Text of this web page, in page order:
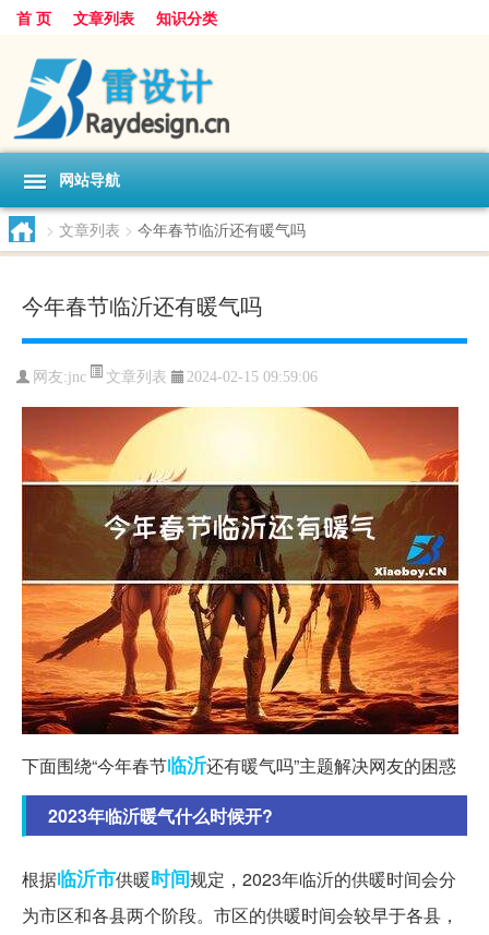
首 页 文章列表 知识分类
网站导航
> 文章列表 > 今年春节临沂还有暖气吗
今年春节临沂还有暖气吗
网友:jnc 文章列表 2024-02-15 09:59:06
下面围绕“今年春节临沂还有暖气吗”主题解决网友的困惑
2023年临沂暖气什么时候开?
根据临沂市供暖时间规定，2023年临沂的供暖时间会分
为市区和各县两个阶段。市区的供暖时间会较早于各县，